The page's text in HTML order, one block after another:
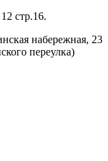
стр.16.
набережная, 23
переулка)